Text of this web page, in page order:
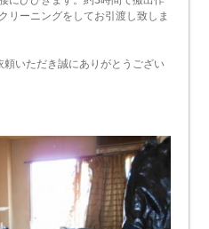
リーニングをしてお引渡し致しま
いただき誠にありがとうござい